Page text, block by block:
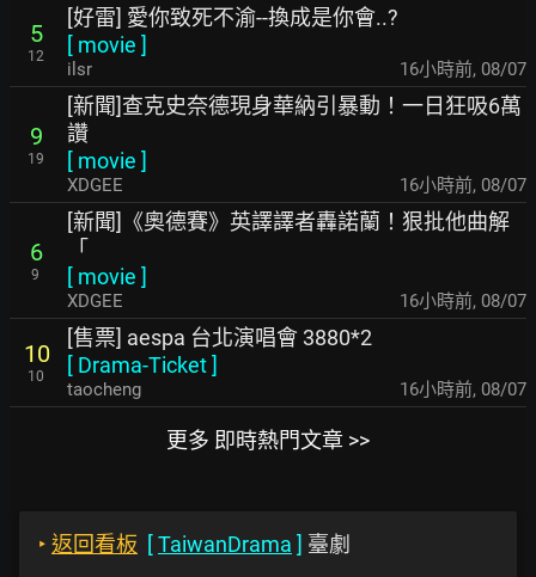
5
12
[好雷] 愛你致死不渝--換成是你會..?
[ movie ]
ilsr 16小時前, 08/07
9
19
[新聞]查克史奈德現身華納引暴動！一日狂吸6萬
讚
[ movie ]
XDGEE 16小時前, 08/07
6
9
[新聞]《奧德賽》英譯譯者轟諾蘭！狠批他曲解
「
[ movie ]
XDGEE 16小時前, 08/07
10
10
[售票] aespa 台北演唱會 3880*2
[ Drama-Ticket]
taocheng 16小時前, 08/07
更多 即時熱門文章 >>
‣ 返回看板 [TaiwanDrama ] 臺劇